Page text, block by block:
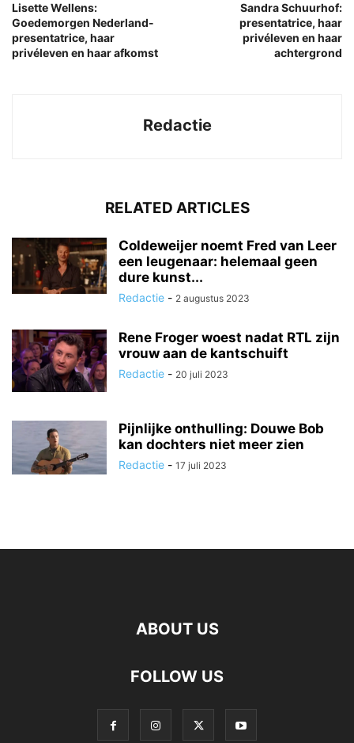
Lisette Wellens:
Goedemorgen Nederland-
presentatrice, haar
privéleven en haar afkomst
Sandra Schuurhof:
presentatrice, haar
privéleven en haar
achtergrond
Redactie
RELATED ARTICLES
Coldeweijer noemt Fred van Leer
een leugenaar: helemaal geen
dure kunst...
Redactie - 2 augustus 2023
Rene Froger woest nadat RTL zijn
vrouw aan de kantschuift
Redactie - 20 juli 2023
Pijnlijke onthulling: Douwe Bob
kan dochters niet meer zien
Redactie - 17 juli 2023
ABOUT US
FOLLOW US